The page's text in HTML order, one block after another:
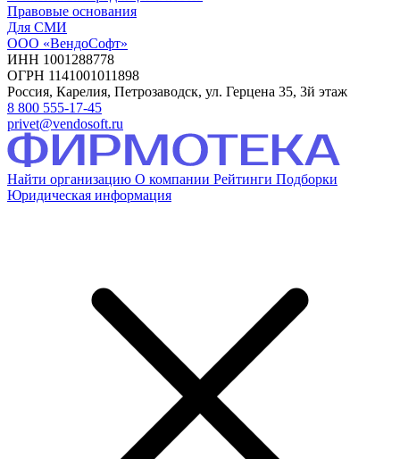
Правовые основания
Для СМИ
ООО «ВендоСофт»
ИНН 1001288778
ОГРН 1141001011898
Россия, Карелия, Петрозаводск, ул. Герцена 35, 3й этаж
8 800 555-17-45
privet@vendosoft.ru
Найти организацию О компании Рейтинги Подборки
Юридическая информация